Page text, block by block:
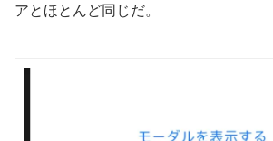
アとほとんど同じだ。